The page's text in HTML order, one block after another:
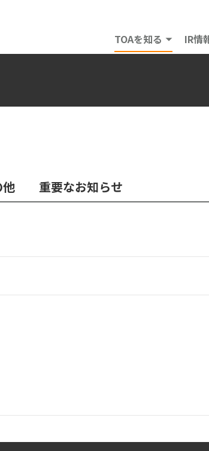
TOAを知る IR情
他 重要なお知らせ